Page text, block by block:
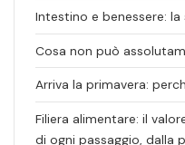
Intestino e benessere:
Cosa non può
Arriva la primavera:
Filiera alimentare: il
di ogni passaggio, dalla